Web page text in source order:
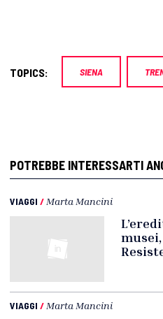
TOPICS: SIENA
POTREBBE INTERESSARTI
VIAGGI /Marta Mancini
VIAGGI /Marta Mancini